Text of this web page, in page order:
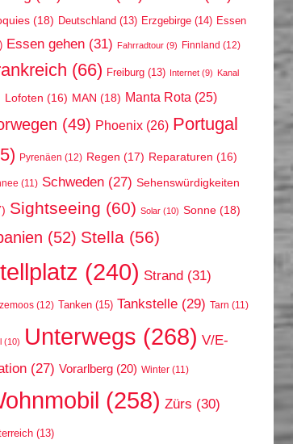
(18) Deutschland (13) Erzgebirge (14) Essen
Essen gehen (31) Fahrradtour (9) Finnland (12)
(66) Freiburg (13) Internet (9) Kanal
Lofoten (16) MAN (18) Manta Rota (25)
(49) Phoenix (26) Portugal
Pyrenäen (12) Regen (17) Reparaturen (16)
(11) Schweden (27) Sehenswürdigkeiten
Sightseeing (60) Solar (10) Sonne (18)
(52) Stella (56)
(240) Strand (31)
(12) Tanken (15) Tankstelle (29) Tarn (11)
(10) Unterwegs (268) V/E-
(27) Vorarlberg (20) Winter (11)
(258) Zürs (30)
(13)